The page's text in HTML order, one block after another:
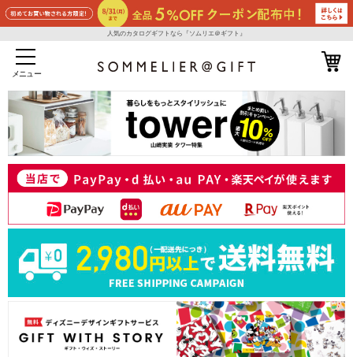
人気のカタログギフトなら『ソムリエ＠ギフト』
メニュー